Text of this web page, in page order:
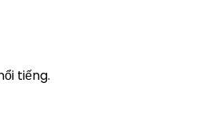
tiếng.